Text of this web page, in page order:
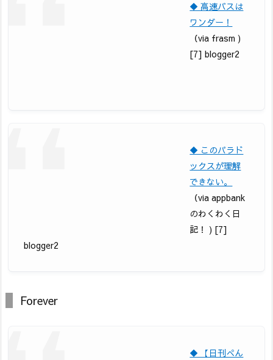
◆ 高速バスは
ワンダー！
（via frasm )
[7] blogger2
◆ このパラド
ックスが理解
できない。
（via appbank
のわくわく日
記！ ) [7]
blogger2
Forever
◆ 【日刊ぺん